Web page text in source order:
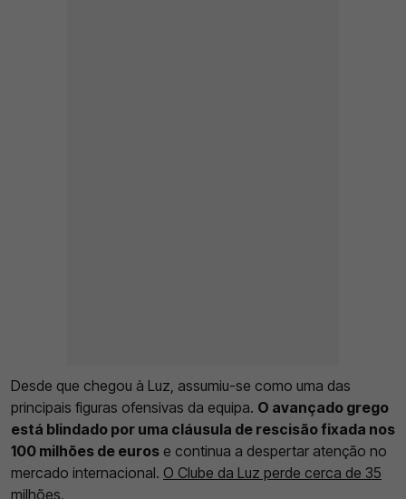
Desde que chegou à Luz, assumiu-se como uma das
principais figuras ofensivas da equipa. O avançado grego
está blindado por uma cláusula de rescisão fixada nos
100 milhões de euros e continua a despertar atenção no
mercado internacional. O Clube da Luz perde cerca de 35
milhões.